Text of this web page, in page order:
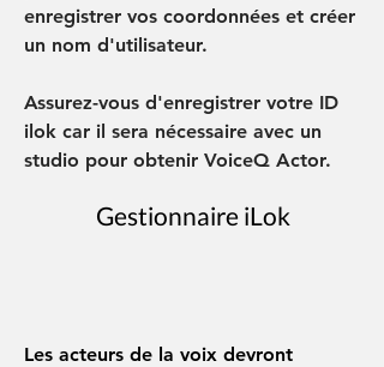
enregistrer vos coordonnées et créer
un nom d'utilisateur.
Assurez-vous d'enregistrer votre ID
ilok car il sera nécessaire avec un
studio pour obtenir VoiceQ Actor.
Gestionnaire iLok
Les acteurs de la voix devront